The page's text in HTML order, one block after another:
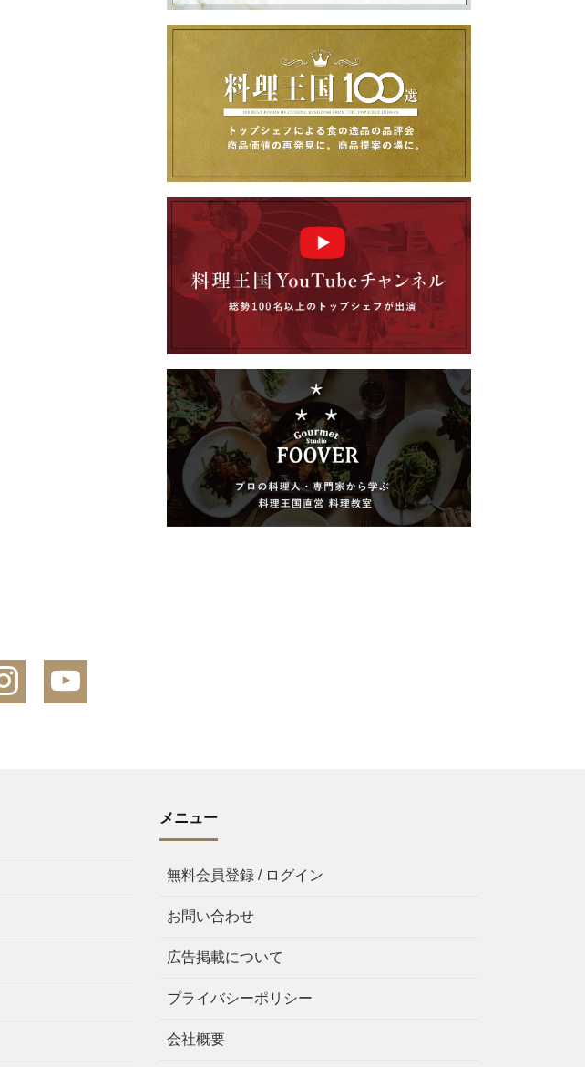
メニュー
無料会員登録 / ログイン
お問い合わせ
広告掲載について
プライバシーポリシー
会社概要